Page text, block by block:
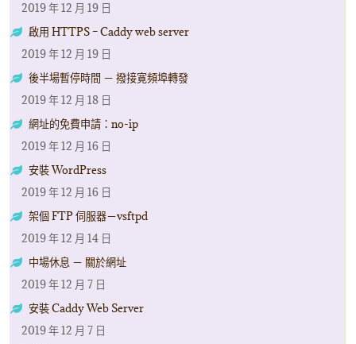
2019 年 12 月 19 日
啟用 HTTPS – Caddy web server
2019 年 12 月 19 日
後半場暫停時間 － 撥接寛頻埠轉發
2019 年 12 月 18 日
網址的免費申請：no-ip
2019 年 12 月 16 日
安裝 WordPress
2019 年 12 月 16 日
架個 FTP 伺服器－vsftpd
2019 年 12 月 14 日
中場休息 － 關於網址
2019 年 12 月 7 日
安裝 Caddy Web Server
2019 年 12 月 7 日